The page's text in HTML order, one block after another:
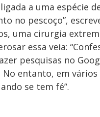
a uma espécie
no pescoço”,
uma cirurgia
essa veia:
pesquisas no
entanto, em
se tem fé”.